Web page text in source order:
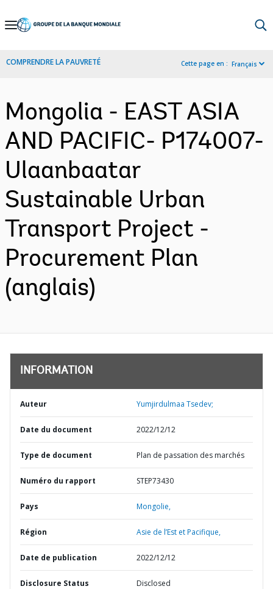
Skip
Navigation
COMPRENDRE LA PAUVRETÉ Cette page en : Français
Mongolia - EAST ASIA
AND PACIFIC- P174007-
Ulaanbaatar
Sustainable Urban
Transport Project -
Procurement Plan
(anglais)
INFORMATION
Auteur Yumjirdulmaa Tsedev;
Date du document 2022/12/12
Type de document Plan de passation des marchés
Numéro du rapport STEP73430
Pays Mongolie,
Région Asie de l’Est et Pacifique,
Date de publication 2022/12/12
Disclosure Status Disclosed